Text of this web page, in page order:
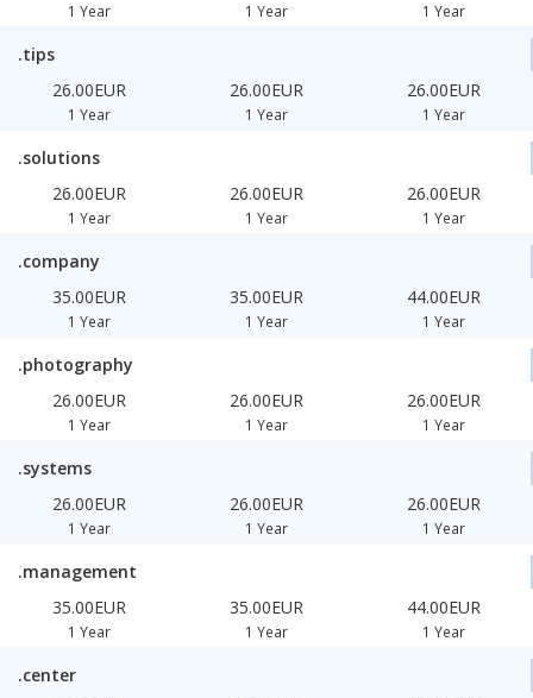
1 Year 1 Year 1 Year
.tips
26.00EUR
1 Year
26.00EUR
1 Year
26.00EUR
1 Year
.solutions
26.00EUR
1 Year
26.00EUR
1 Year
26.00EUR
1 Year
.company
35.00EUR
1 Year
35.00EUR
1 Year
44.00EUR
1 Year
.photography
26.00EUR
1 Year
26.00EUR
1 Year
26.00EUR
1 Year
.systems
26.00EUR
1 Year
26.00EUR
1 Year
26.00EUR
1 Year
.management
35.00EUR
1 Year
35.00EUR
1 Year
44.00EUR
1 Year
.center